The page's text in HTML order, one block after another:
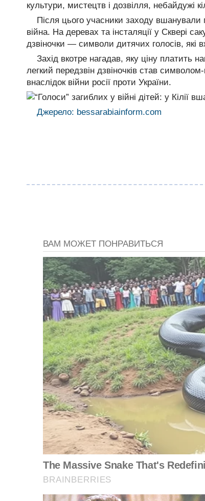
культури, мистецтв і дозвілля, небайдужі
Після цього учасники заходу вшанували
війна. На деревах та інсталяції у Сквері
дзвіночки — символи дитячих голосів, які
Захід вкотре нагадав, яку ціну платить
легкий передзвін дзвіночків став
внаслідок війни росії проти України.
Джерело: bessarabiainform.com